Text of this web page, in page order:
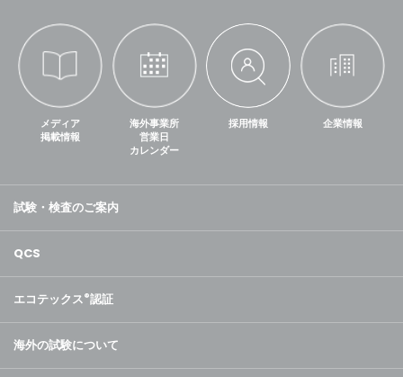
メディア
掲載情報
海外事業所
営業日
カレンダー
採用情報 企業情報
試験・検査のご案内
QCS
エコテックス®認証
海外の試験について